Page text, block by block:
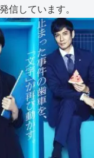
信しています。